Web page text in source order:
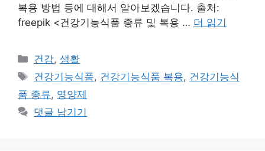
복용 방법 등에 대해서 알아보겠습니다. 출처:
freepik <건강기능식품 종류 및 복용 … 더 읽기
카
테
리
건강,생활
태
그
건강기능식품, 건강기능식품 복용, 건강기능식
품 종류, 영양제
댓글 남기기